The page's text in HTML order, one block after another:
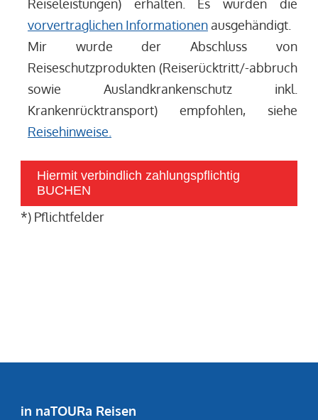
Reiseleistungen) erhalten. Es wurden die
vorvertraglichen Informationenausgehändigt.
Mir wurde der Abschluss von
Reiseschutzprodukten (Reiserücktritt/-abbruch
sowie Auslandkrankenschutz inkl.
Krankenrücktransport) empfohlen, siehe
Reisehinweise.
Hiermit verbindlich zahlungspflichtig
BUCHEN
*) Pflichtfelder
in naTOURa Reisen